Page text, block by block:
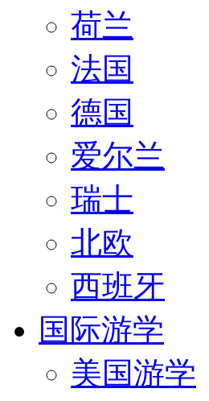
荷兰
法国
德国
爱尔兰
瑞士
北欧
西班牙
国际游学
美国游学